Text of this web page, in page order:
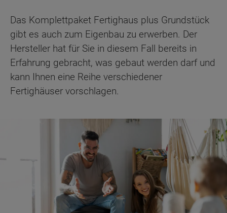
Das Komplettpaket Fertighaus plus Grundstück
gibt es auch zum Eigenbau zu erwerben. Der
Hersteller hat für Sie in diesem Fall bereits in
Erfahrung gebracht, was gebaut werden darf und
kann Ihnen eine Reihe verschiedener
Fertighäuser vorschlagen.